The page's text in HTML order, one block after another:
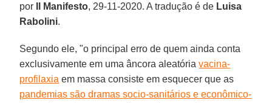
por
Il Manifesto, 29-11-2020. A tradução é de Luisa
Rabolini.
Segundo ele, "o principal erro de quem ainda conta
exclusivamente em uma âncora aleatóriavacina-
profilaxia em massa consiste em esquecer que as
pandemias são dramas socio-sanitários e econômico-